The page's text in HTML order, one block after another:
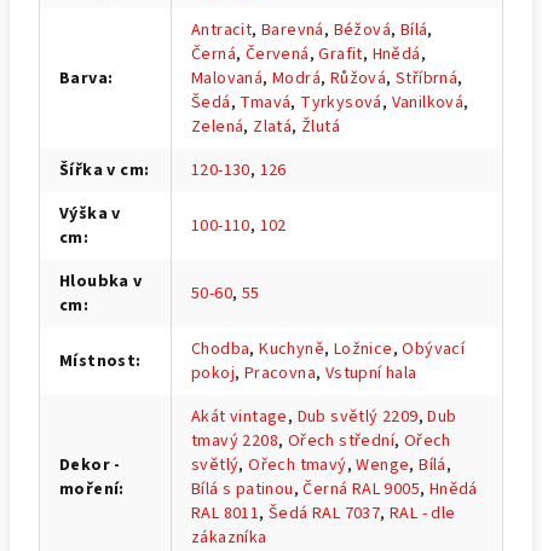
Barva:
Antracit,Barevná, Béžová, Bílá,
Černá, Červená,Grafit, Hnědá,
Malovaná,Modrá, Růžová,Stříbrná,
Šedá, Tmavá, Tyrkysová, Vanilková,
Zelená, Zlatá, Žlutá
Šířka v cm: 120-130, 126
Výška v
cm: 100-110, 102
Hloubka v
cm: 50-60, 55
Místnost: Chodba,Kuchyně, Ložnice,Obývací
pokoj, Pracovna, Vstupní hala
Dekor -
moření:
Akát vintage, Dub světlý 2209,Dub
tmavý 2208, Ořech střední, Ořech
světlý,Ořech tmavý,Wenge,Bílá,
Bílá s patinou,Černá RAL 9005, Hnědá
RAL 8011,Šedá RAL 7037,RAL - dle
zákazníka